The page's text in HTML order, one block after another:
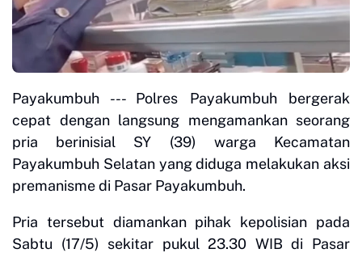
Payakumbuh --- Polres Payakumbuh bergerak
cepat dengan langsung mengamankan seorang
pria berinisial SY (39) warga Kecamatan
Payakumbuh Selatan yang diduga melakukan aksi
premanisme di Pasar Payakumbuh.
Pria tersebut diamankan pihak kepolisian pada
Sabtu (17/5) sekitar pukul 23.30 WIB di Pasar